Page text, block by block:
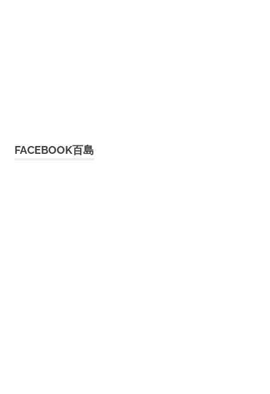
FACEBOOK百島